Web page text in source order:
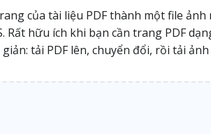
của tài liệu PDF thành một file
Rất hữu ích khi bạn cần trang PDF
tải PDF lên, chuyển đổi, rồi tải ảnh